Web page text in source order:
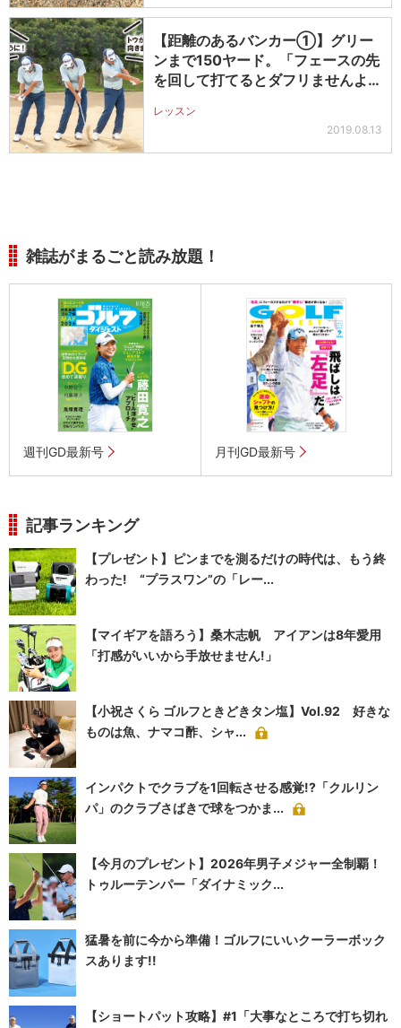
【距離のあるバンカー①】グリー
ンまで150ヤード。「フェースの先
を回して打てるとダフリませんよ」
レッスン
2019.08.13
雑誌がまるごと読み放題！
週刊GD最新号 月刊GD最新号
記事ランキング
【プレゼント】ピンまでを測るだけの時代は、もう終
わった! “プラスワン”の「レー...
【マイギアを語ろう】桑木志帆 アイアンは8年愛用
「打感がいいから手放せません!」
【小祝さくら ゴルフときどきタン塩】Vol.92 好きな
ものは魚、ナマコ酢、シャ...
インパクトでクラブを1回転させる感覚!?「クルリン
パ」のクラブさばきで球をつかま...
【今月のプレゼント】2026年男子メジャー全制覇！
トゥルーテンパー「ダイナミック...
猛暑を前に今から準備！ゴルフにいいクーラーボック
スあります!!
【ショートパット攻略】#1「大事なところで打ち切れ